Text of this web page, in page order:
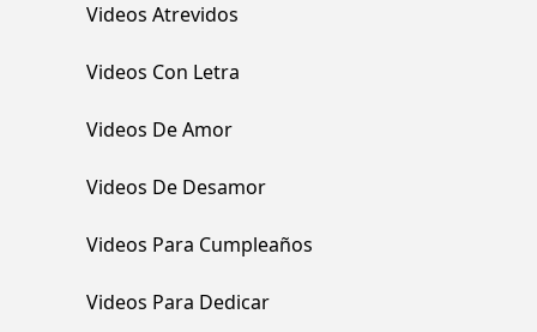
Videos Atrevidos
Videos Con Letra
Videos De Amor
Videos De Desamor
Videos Para Cumpleaños
Videos Para Dedicar